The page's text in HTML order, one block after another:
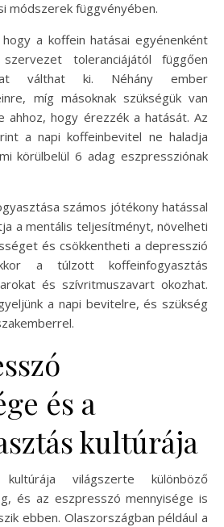
módszerek függvényében.
a koffein hatásai egyénenként
toleranciájától függően
válthat ki. Néhány ember
míg másoknak szükségük van
ahhoz, hogy érezzék a hatását. Az
a napi koffeinbevitel ne haladja
körülbelül 6 adag eszpressziónak
számos jótékony hatással
a mentális teljesítményt, növelheti
és csökkentheti a depresszió
a túlzott koffeinfogyasztás
és szívritmuszavart okozhat.
a napi bevitelre, és szükség
és a
kultúrája
világszerte különböző
és az eszpresszó mennyisége is
ebben. Olaszországban például a